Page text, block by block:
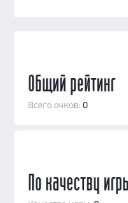
Общий рейтинг
Всего очков: 0
По качеству